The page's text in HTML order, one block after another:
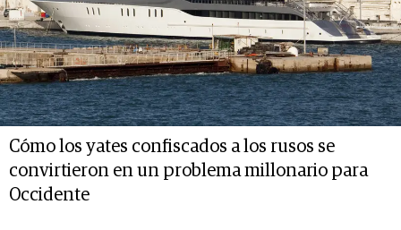
Cómo los yates confiscados a los rusos se
convirtieron en un problema millonario para
Occidente